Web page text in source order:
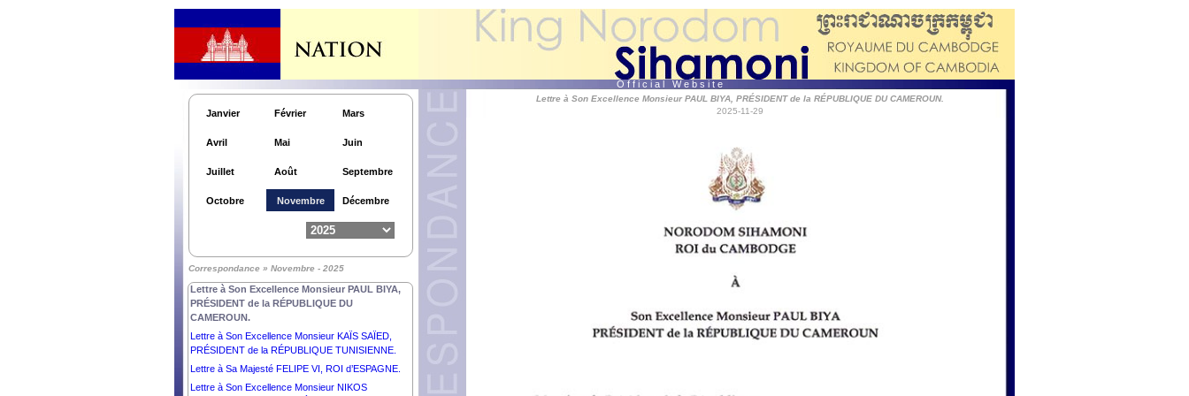
O f f i c i a l W e b s i t e
Janvier Février Mars
Avril Mai Juin
Juillet Août Septembre
Octobre Novembre Décembre
Correspondance » Novembre - 2025
Lettre à Son Excellence Monsieur PAUL BIYA,
PRÉSIDENT de la RÉPUBLIQUE DU
CAMEROUN.
Lettre à Son Excellence Monsieur KAÏS SAÏED,
PRÉSIDENT de la RÉPUBLIQUE TUNISIENNE.
Lettre à Sa Majesté FELIPE VI, ROI d’ESPAGNE.
Lettre à Son Excellence Monsieur NIKOS
Lettre à Son Excellence Monsieur PAUL BIYA, PRÉSIDENT de la RÉPUBLIQUE DU CAMEROUN.
2025-11-29